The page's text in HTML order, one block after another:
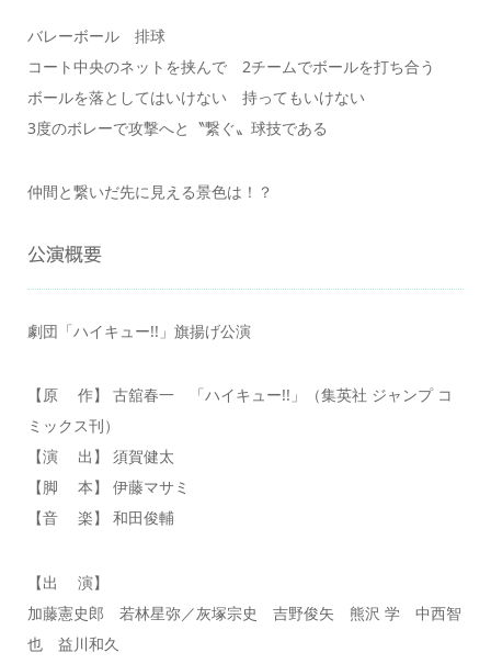
バレーボール 排球
コート中央のネットを挟んで 2チームでボールを打ち合う
ボールを落としてはいけない 持ってもいけない
3度のボレーで攻撃へと〝繋ぐ〟球技である
仲間と繋いだ先に見える景色は！？
公演概要
劇団「ハイキュー!!」旗揚げ公演
【原 作】 古舘春一 「ハイキュー!!」（集英社 ジャンプ コ
ミックス刊）
【演 出】 須賀健太
【脚 本】 伊藤マサミ
【音 楽】 和田俊輔
【出 演】
加藤憲史郎 若林星弥／灰塚宗史 吉野俊矢 熊沢 学 中西智
也 益川和久